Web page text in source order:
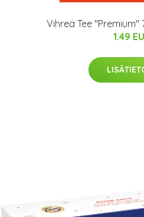
Vihreä Tee "Premium"
1.49